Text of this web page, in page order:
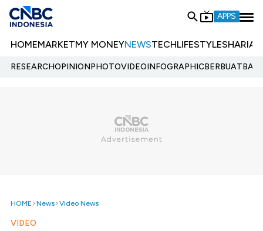
APPS
HOMEMARKETMY MONEYNEWSTECHLIFESTYLESHARIA
RESEARCHOPINIONPHOTOVIDEOINFOGRAPHIC
HOME News Video News
VIDEO